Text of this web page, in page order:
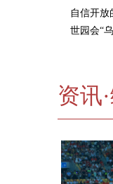
自信开
世园会“
资讯